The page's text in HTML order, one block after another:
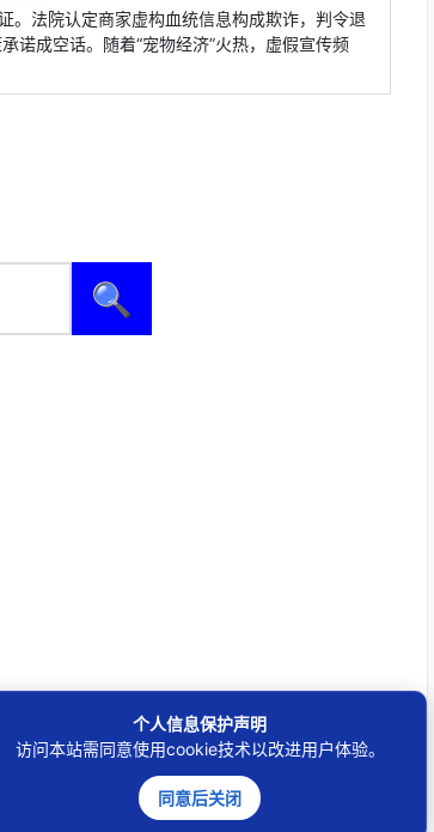
。法院认定商家虚构血统信息构成欺诈，判令退
成空话。随着“宠物经济”火热，虚假宣传频
🔍
个人信息保护声明
访问本站需同意使用cookie技术以改进用户体验。
同意后关闭